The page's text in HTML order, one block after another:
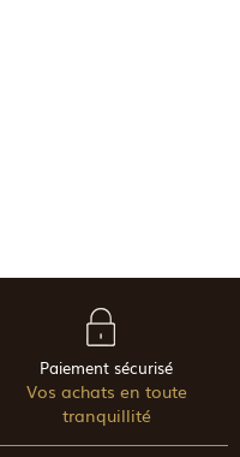
Paiement sécurisé
Vos achats en toute
tranquillité